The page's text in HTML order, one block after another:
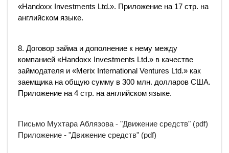
«Handoxx Investments Ltd.». Приложение на 17 стр. на
английском языке.
8. Договор займа и дополнение к нему между
компанией «Handoxx Investments Ltd.» в качестве
займодателя и «Merix International Ventures Ltd.» как
заемщика на общую сумму в 300 млн. долларов США.
Приложение на 4 стр. на английском языке.
Письмо Мухтара Аблязова - "Движение средств" (pdf)
Приложение - "Движение средств" (pdf)